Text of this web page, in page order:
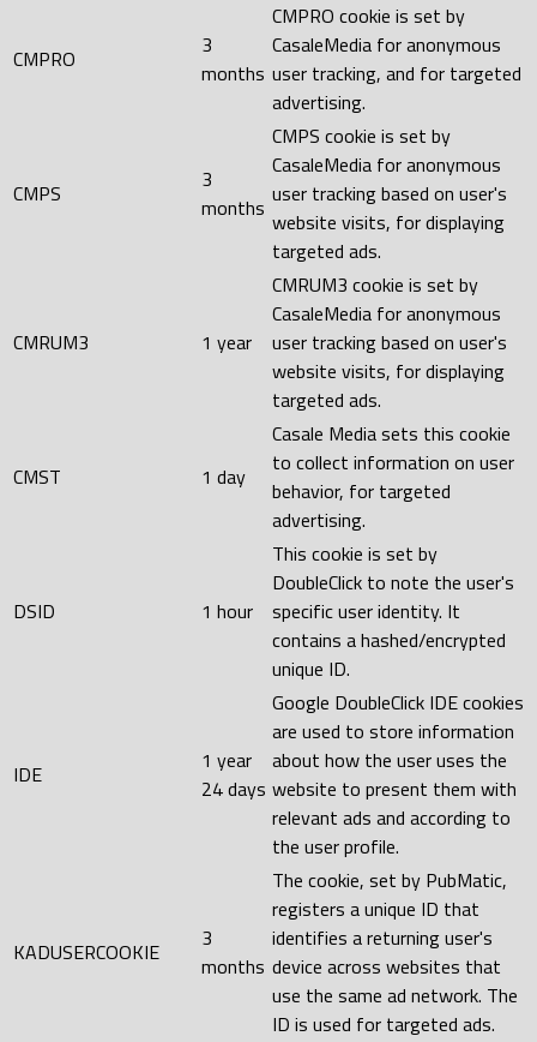
CMPRO
3
months
CMPRO cookie is set by
CasaleMedia for anonymous
user tracking, and for targeted
advertising.
CMPS
3
months
CMPS cookie is set by
CasaleMedia for anonymous
user tracking based on user's
website visits, for displaying
targeted ads.
CMRUM3 1 year
CMRUM3 cookie is set by
CasaleMedia for anonymous
user tracking based on user's
website visits, for displaying
targeted ads.
CMST 1 day
Casale Media sets this cookie
to collect information on user
behavior, for targeted
advertising.
DSID 1 hour
This cookie is set by
DoubleClick to note the user's
specific user identity. It
contains a hashed/encrypted
unique ID.
IDE
1 year
24 days
Google DoubleClick IDE cookies
are used to store information
about how the user uses the
website to present them with
relevant ads and according to
the user profile.
KADUSERCOOKIE
3
months
The cookie, set by PubMatic,
registers a unique ID that
identifies a returning user's
device across websites that
use the same ad network. The
ID is used for targeted ads.